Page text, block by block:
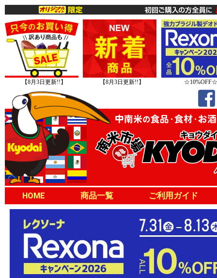
【8月3日更新!!】 【8月3日更新!!】 ☆10%OFF☆
HOME 商品一覧 ご利用ガイド